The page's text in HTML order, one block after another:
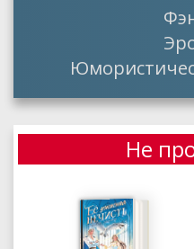
Не